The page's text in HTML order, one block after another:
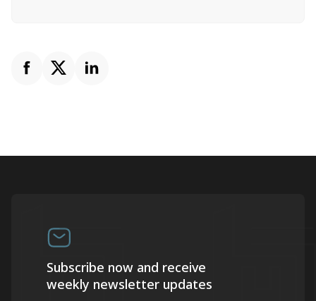
Subscribe now and receive
weekly newsletter updates